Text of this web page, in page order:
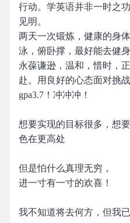
行动。学英语并非一时之
见明。
两天一次锻炼，健康的身
泳，俯卧撑，最好能去健身
永葆谦逊，温和，惜时，
赴。用良好的心态面对挑战
gpa3.7！冲冲冲！
想要实现的目标很多，想
色在更高处
但是怕什么真理无穷，
进一寸有一寸的欢喜！
我不知道将去何方，但我